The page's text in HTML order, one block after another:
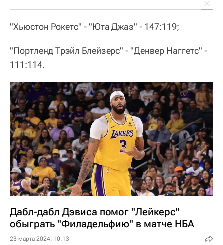
"Хьюстон Рокетс" - "Юта Джаз" - 147:119;
"Портленд Трэйл Блейзерс" - "Денвер Наггетс" -
111:114.
Дабл-дабл Дэвиса помог "Лейкерс"
обыграть "Филадельфию" в матче НБА
23 марта 2024, 10:13